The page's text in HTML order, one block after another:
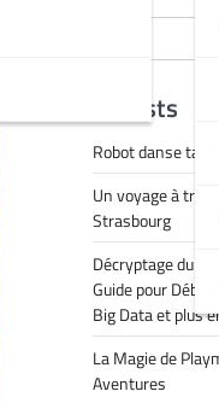
Recent Posts
Robot danse tai
Un voyage à
Strasbourg
Décryptage du
Guide pour
Big Data et plus
La Magie de
Aventures